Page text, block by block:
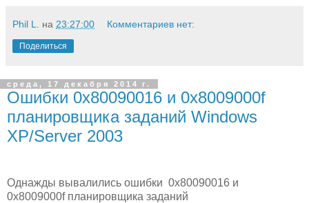
Phil L. на 23:27:00 Комментариев нет:
Поделиться
среда, 17 декабря 2014 г.
Ошибки 0x80090016 и 0x8009000f
планировщика заданий Windows
XP/Server 2003
Однажды вывалились ошибки 0x80090016 и
0x8009000f планировщика заданий